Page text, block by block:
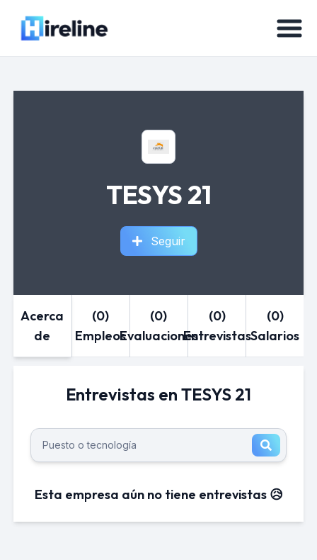
TESYS 21
Seguir
Acerca
de
(0)
Empleos
(0)
Evaluaciones
(0)
Entrevistas
(0)
Salarios
Entrevistas en TESYS 21
Esta empresa aún no tiene entrevistas 😥